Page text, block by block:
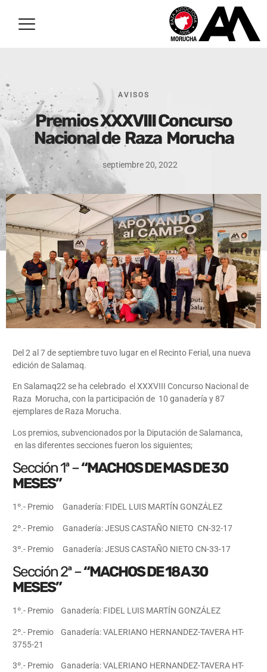
AVISOS
Premios XXXVIII Concurso
Nacional de Raza Morucha
septiembre 20, 2022
Del 2 al 7 de septiembre tuvo lugar en el Recinto Ferial, una nueva
edición de Salamaq.
En Salamaq22 se ha celebrado el XXXVIII Concurso Nacional de
Raza Morucha, con la participación de 10 ganadería y 87
ejemplares de Raza Morucha.
Los premios, subvencionados por la Diputación de Salamanca,
en las diferentes secciones fueron los siguientes;
Sección 1ª –“MACHOS DE MAS DE 30
MESES”
1º.- Premio Ganadería: FIDEL LUIS MARTÍN GONZÁLEZ
2º.- Premio Ganadería: JESUS CASTAÑO NIETO CN-32-17
3º.- Premio Ganadería: JESUS CASTAÑO NIETO CN-33-17
Sección 2ª –“MACHOS DE 18 A 30
MESES”
1º.- Premio Ganadería: FIDEL LUIS MARTÍN GONZÁLEZ
2º.- Premio Ganadería: VALERIANO HERNANDEZ-TAVERA HT-
3755-21
3º.- Premio Ganadería: VALERIANO HERNANDEZ-TAVERA HT-